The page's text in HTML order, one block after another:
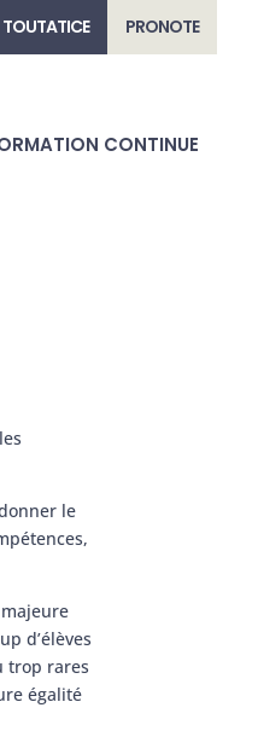
TOUTATICE PRONOTE
CONTINUE
le
d’élèves
trop rares
égalité